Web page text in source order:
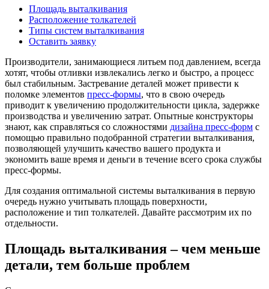
Площадь выталкивания
Расположение толкателей
Типы систем выталкивания
Оставить заявку
Производители, занимающиеся литьем под давлением, всегда
хотят, чтобы отливки извлекались легко и быстро, а процесс
был стабильным. Застревание деталей может привести к
поломке элементов пресс-формы, что в свою очередь
приводит к увеличению продолжительности цикла, задержке
производства и увеличению затрат. Опытные конструкторы
знают, как справляться со сложностями дизайна пресс-форм с
помощью правильно подобранной стратегии выталкивания,
позволяющей улучшить качество вашего продукта и
экономить ваше время и деньги в течение всего срока службы
пресс-формы.
Для создания оптимальной системы выталкивания в первую
очередь нужно учитывать площадь поверхности,
расположение и тип толкателей. Давайте рассмотрим их по
отдельности.
Площадь выталкивания – чем меньше
детали, тем больше проблем